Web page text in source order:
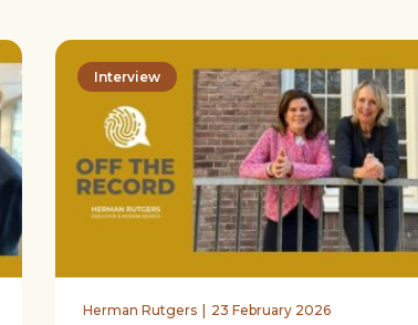
Interview
Herman Rutgers 23 February 2026